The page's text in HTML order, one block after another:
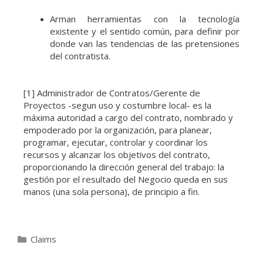
Arman herramientas con la tecnología
existente y el sentido común, para definir por
donde van las tendencias de las pretensiones
del contratista.
[1] Administrador de Contratos/Gerente de
Proyectos -segun uso y costumbre local- es la
máxima autoridad a cargo del contrato, nombrado y
empoderado por la organización, para planear,
programar, ejecutar, controlar y coordinar los
recursos y alcanzar los objetivos del contrato,
proporcionando la dirección general del trabajo: la
gestión por el resultado del Negocio queda en sus
manos (una sola persona), de principio a fin.
Claims